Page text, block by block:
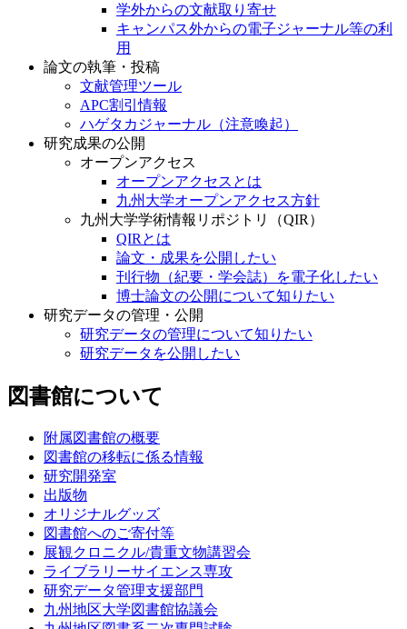
学外からの文献取り寄せ
キャンパス外からの電子ジャーナル等の利
用
論文の執筆・投稿
文献管理ツール
APC割引情報
ハゲタカジャーナル（注意喚起）
研究成果の公開
オープンアクセス
オープンアクセスとは
九州大学オープンアクセス方針
九州大学学術情報リポジトリ（QIR）
QIRとは
論文・成果を公開したい
刊行物（紀要・学会誌）を電子化したい
博士論文の公開について知りたい
研究データの管理・公開
研究データの管理について知りたい
研究データを公開したい
図書館について
附属図書館の概要
図書館の移転に係る情報
研究開発室
出版物
オリジナルグッズ
図書館へのご寄付等
展観クロニクル/貴重文物講習会
ライブラリーサイエンス専攻
研究データ管理支援部門
九州地区大学図書館協議会